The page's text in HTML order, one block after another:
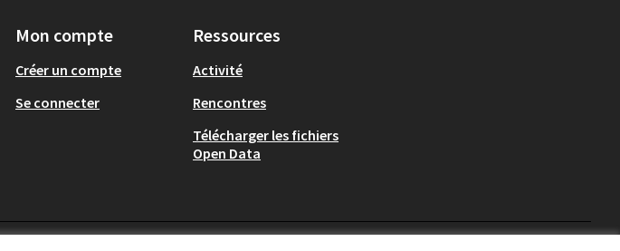
Mon compte
Créer un compte
Se connecter
Ressources
Activité
Rencontres
Télécharger les fichiers
Open Data